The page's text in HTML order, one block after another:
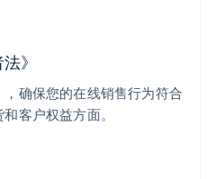
》
，确保您的在线销售行为符合
客户权益方面。